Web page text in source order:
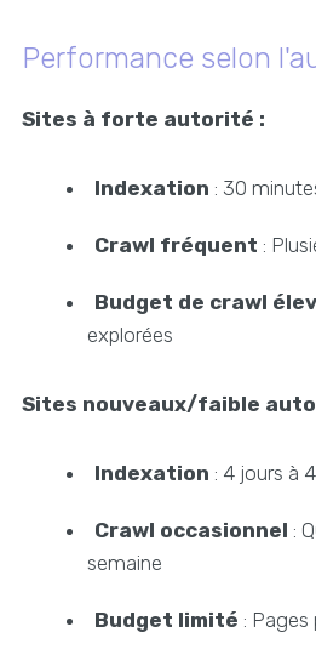
Performance selon
Sites à forte autorité :
Indexation : 30
Crawl fréquent :
Budget de crawl
explorées
Sites nouveaux/faible
Indexation : 4 jours à
Crawl occasionnel :
semaine
Budget limité : Pages